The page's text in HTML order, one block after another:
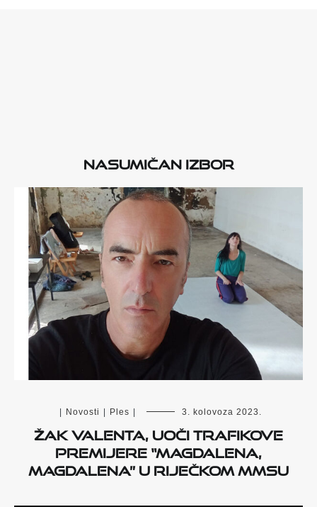
Nasumičan izbor
| Novosti | Ples | 3. kolovoza 2023.
Žak Valenta, uoči TRAFIKOVE
premijere “Magdalena,
Magdalena” u riječkom MMSU